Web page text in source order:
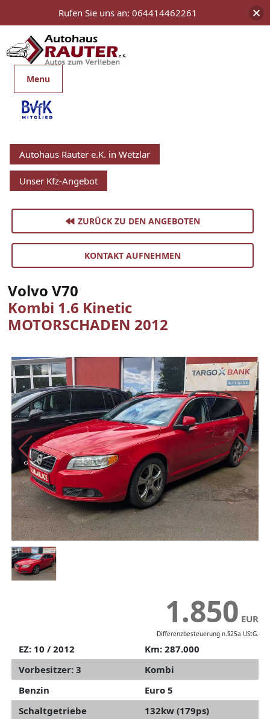
Menu
Autohaus Rauter e.K. in Wetzlar
Unser Kfz-Angebot
ZURÜCK ZU DEN ANGEBOTEN
KONTAKT AUFNEHMEN
Volvo V70
Kombi 1.6 Kinetic
MOTORSCHADEN 2012
1.850 EUR
Differenzbesteuerung n.§25a UStG.
EZ: 10 / 2012
Km: 287.000
Vorbesitzer: 3
Kombi
Benzin
Euro 5
Schaltgetriebe
132kw (179ps)
Rufen Sie uns an: 064414462261